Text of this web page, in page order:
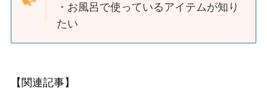
・お風呂で使っているアイテムが知り
たい
【関連記事】